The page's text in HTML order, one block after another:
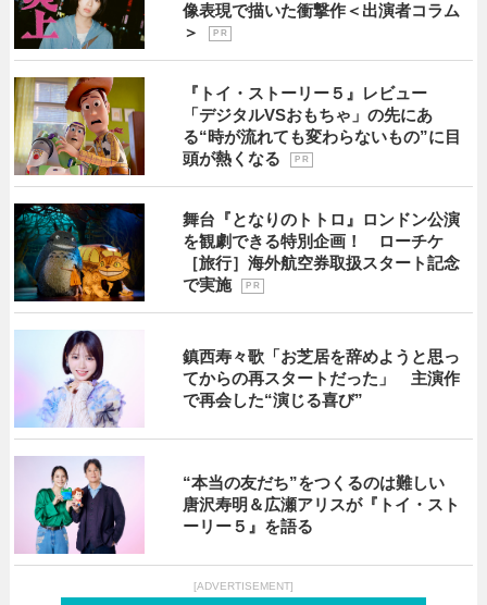
像表現で描いた衝撃作＜出演者コラム
＞
P R
『トイ・ストーリー５』レビュー
「デジタルVSおもちゃ」の先にあ
る“時が流れても変わらないもの”に目
頭が熱くなる
P R
舞台『となりのトトロ』ロンドン公演
を観劇できる特別企画！ ローチケ
［旅行］海外航空券取扱スタート記念
で実施
P R
鎮西寿々歌「お芝居を辞めようと思っ
てからの再スタートだった」 主演作
で再会した“演じる喜び”
“本当の友だち”をつくるのは難しい
唐沢寿明＆広瀬アリスが『トイ・スト
ーリー５』を語る
[ADVERTISEMENT]